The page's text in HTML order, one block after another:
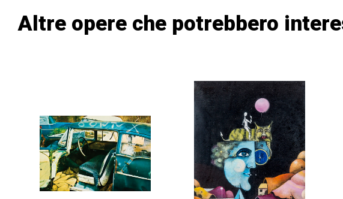
Altre opere che potrebbero